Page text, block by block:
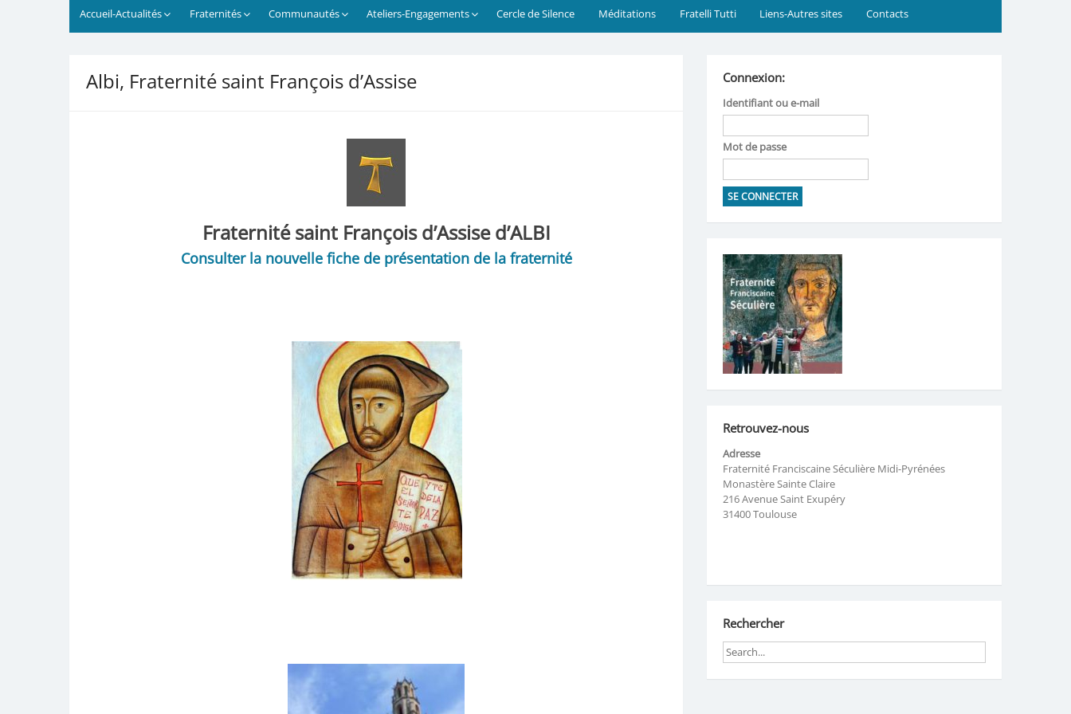
Accueil-Actualités Fraternités Communautés Ateliers-Engagements Cercle de Silence Méditations Fratelli Tutti Liens-Autres sites Contacts
Albi, Fraternité saint François d’Assise
Fraternité saint François d’Assise d’ALBI
Consulter la nouvelle fiche de présentation de la fraternité
Connexion:
Identifiant ou e-mail
Mot de passe
Retrouvez-nous
Adresse
Fraternité Franciscaine Séculière Midi-Pyrénées
Monastère Sainte Claire
216 Avenue Saint Exupéry
31400 Toulouse
Rechercher